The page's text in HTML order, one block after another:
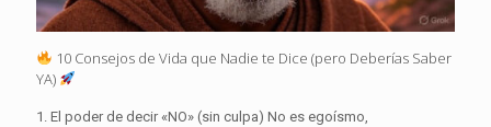
10 Consejos de Vida que Nadie te Dice (pero Deberías Saber
YA)
1. El poder de decir «NO» (sin culpa) No es egoísmo,